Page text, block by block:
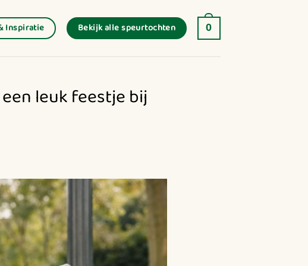
Inspiratie Bekijk alle speurtochten 0
leuk feestje bij